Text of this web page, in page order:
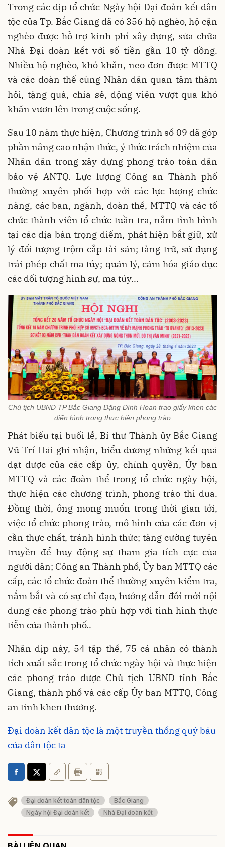
Trong các dịp tổ chức Ngày hội Đại đoàn kết dân
tộc của Tp. Bắc Giang đã có 356 hộ nghèo, hộ cận
nghèo được hỗ trợ kinh phí xây dựng, sửa chữa
Nhà Đại đoàn kết với số tiền gần 10 tỷ đồng.
Nhiều hộ nghèo, khó khăn, neo đơn được MTTQ
và các đoàn thể cùng Nhân dân quan tâm thăm
hỏi, tặng quà, chia sẻ, động viên vượt qua khó
khăn vươn lên trong cuộc sống.
Sau 10 năm thực hiện, Chương trình số 09 đã góp
phần nâng cao nhận thức, ý thức trách nhiệm của
Nhân dân trong xây dựng phong trào toàn dân
bảo vệ ANTQ. Lực lượng Công an Thành phố
thường xuyên phối hợp với các lực lượng chức
năng, các ban, ngành, đoàn thể, MTTQ và các tổ
chức thành viên tổ chức tuần tra, nắm tình hình
tại các địa bàn trọng điểm, phát hiện bắt giữ, xử
lý đối tượng trộm cắp tài sản; tàng trữ, sử dụng
trái phép chất ma túy; quản lý, cảm hóa giáo dục
các đối tượng hình sự, ma túy...
Chủ tịch UBND TP Bắc Giang Đặng Đình Hoan trao giấy khen các
điển hình trong thực hiện phong trào
Phát biểu tại buổi lễ, Bí thư Thành ủy Bắc Giang
Vũ Trí Hải ghi nhận, biểu dương những kết quả
đạt được của các cấp ủy, chính quyền, Ủy ban
MTTQ và các đoàn thể trong tổ chức ngày hội,
thực hiện các chương trình, phong trào thi đua.
Đồng thời, ông mong muốn trong thời gian tới,
việc tổ chức phong trào, mô hình của các đơn vị
cần thực chất, tránh hình thức; tăng cường tuyên
truyền để huy động sự tham gia tích cực của
người dân; Công an Thành phố, Ủy ban MTTQ các
cấp, các tổ chức đoàn thể thường xuyên kiểm tra,
nắm bắt và có sự chỉ đạo, hướng dẫn đổi mới nội
dung các phong trào phù hợp với tình hình thực
tiễn của thành phố..
Nhân dịp này, 54 tập thể, 75 cá nhân có thành
tích xuất sắc trong tổ chức ngày hội và thực hiện
các phong trào được Chủ tịch UBND tỉnh Bắc
Giang, thành phố và các cấp Ủy ban MTTQ, Công
an tỉnh khen thưởng.
Đại đoàn kết dân tộc là một truyền thống quý báu
của dân tộc ta
Đại đoàn kết toàn dân tộc
Bắc Giang
Ngày hội Đại đoàn kết
Nhà Đại đoàn kết